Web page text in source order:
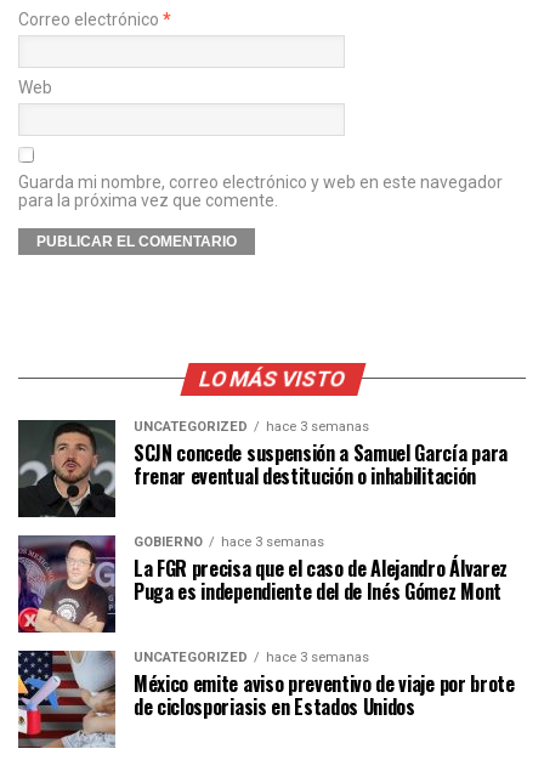
Correo electrónico *
Web
Guarda mi nombre, correo electrónico y web en este navegador
para la próxima vez que comente.
LO MÁS VISTO
UNCATEGORIZED hace 3 semanas
SCJN concede suspensión a Samuel García para
frenar eventual destitución o inhabilitación
GOBIERNO hace 3 semanas
La FGR precisa que el caso de Alejandro Álvarez
Puga es independiente del de Inés Gómez Mont
UNCATEGORIZED hace 3 semanas
México emite aviso preventivo de viaje por brote
de ciclosporiasis en Estados Unidos